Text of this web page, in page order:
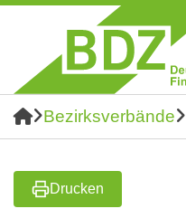
Bezirksverbände
Drucken